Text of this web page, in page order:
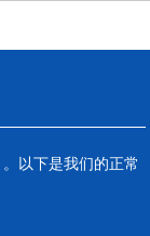
以下是我们的正常